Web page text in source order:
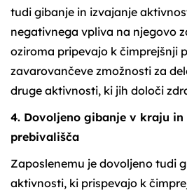
tudi gibanje in izvajanje
negativnega vpliva na njegovo
oziroma pripevajo k čimprejšnji
zavarovančeve zmožnosti za
druge aktivnosti, ki jih določi
4. Dovoljeno gibanje v kraju
prebivališča
Zaposlenemu je dovoljeno tudi
aktivnosti, ki prispevajo k